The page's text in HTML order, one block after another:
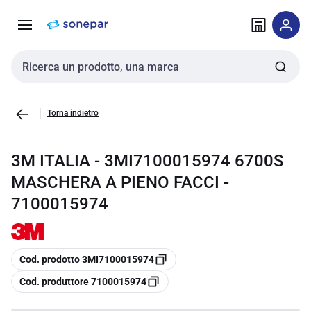
navigazione alla
Cerca input
Torna indietro
3M ITALIA - 3MI7100015974 6700S
MASCHERA A PIENO FACCI -
7100015974
copia
Cod. prodotto 3MI7100015974
copia
Cod. produttore 7100015974